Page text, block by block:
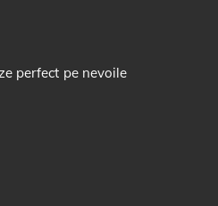
perfect pe nevoile